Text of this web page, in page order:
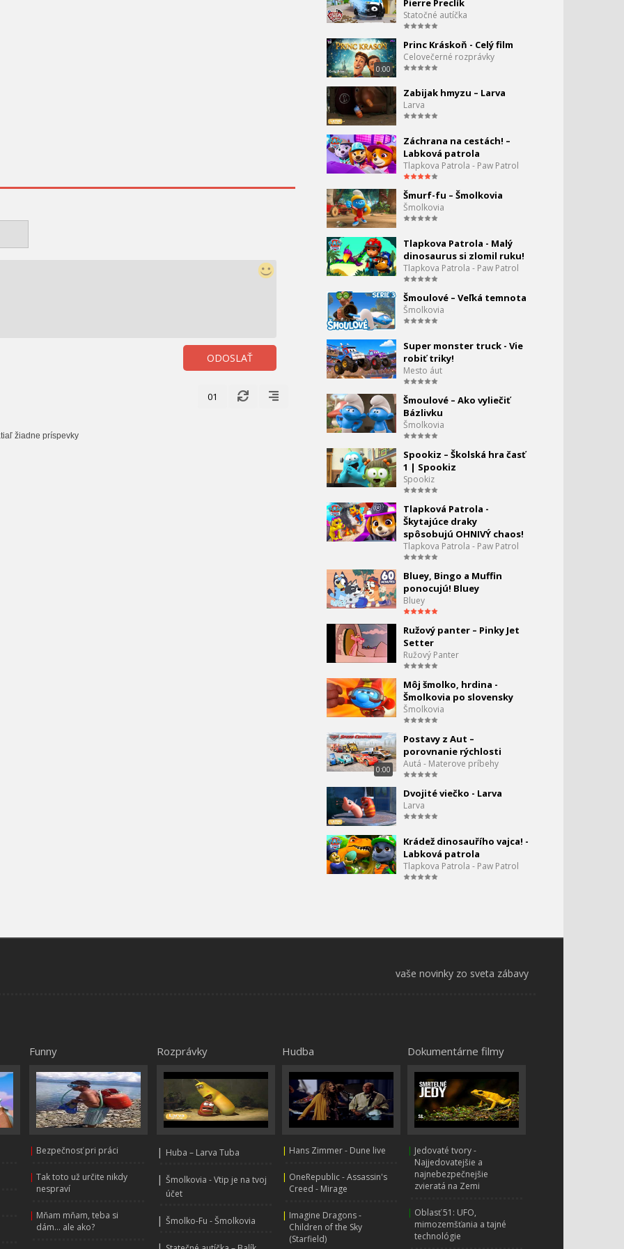
5:07
15.
5:07
16. Eskimáčka 16 - Ďalekohľad
17. Eskimáčka 17 - Brnenie
5:07
18. Eskimáčka 18 - Kolovrátok
5:07
19.
Eskimáčka 20 - Padla
hviezda
5:07
20. Eskimáčka 21 - Bublifuk
5:07
21.
5:07
22.
guľa
5:07
Eskimáčka 24 - Televízor
5:07
Eskimáčka 25 - Gramofón
5:07
25.
Eskimáčka 26 - Aladinova
Lampa
6:10
26. Eskimáčka séria 2- 1. Stopy
6:06
27. Eskimáčka 2 - 2 - Okuliare
5:08
28.
Eskimáčka séria 2. - 3 -
Koleso
6:02
29.
6:05
Eskimáčka séria 2. 5 -
Šarkan
5:29
31.
Eskimáčka séria 2. 6 -
6:04
32.
Eskimáčka séria 2. 7 -
33. Eskimáčka séria 2. 8 - Mapa
6:04
Matrioška
Eskimáčka séria 2 - 12.
Vietor
38.
Eskimáčka séria 2 - 13.
Glóbus
Eskimáčka séria 2 - 14.
Svadba
Mláďa
ODOSLAŤ
01
žiadne príspevky
Pierre Preclík
Statočné autíčka
0:00
Princ Kráskoň - Celý film
Celovečerné rozprávky
Zabijak hmyzu – Larva
Larva
Záchrana na cestách! –
Labková patrola
Tlapkova Patrola - Paw Patrol
Šmurf-fu – Šmolkovia
Šmolkovia
Tlapkova Patrola - Malý
dinosaurus si zlomil ruku!
Tlapkova Patrola - Paw Patrol
Šmoulové – Veľká temnota
Šmolkovia
Super monster truck - Vie
robiť triky!
Mesto áut
Šmoulové – Ako vyliečiť
Bázlivku
Šmolkovia
Spookiz – Školská hra časť
1 | Spookiz
Spookiz
Tlapková Patrola -
Škytajúce draky
spôsobujú OHNIVÝ chaos!
Tlapkova Patrola - Paw Patrol
Bluey, Bingo a Muffin
ponocujú! Bluey
Bluey
Ružový panter – Pinky Jet
Setter
Ružový Panter
Môj šmolko, hrdina -
Šmolkovia po slovensky
Šmolkovia
0:00
Postavy z Aut –
porovnanie rýchlosti
Autá - Materove príbehy
Dvojité viečko - Larva
Larva
Krádež dinosauřího vajca! -
Labková patrola
Tlapkova Patrola - Paw Patrol
vaše novinky zo sveta zábavy
Funny
| Bezpečnosť pri práci
| Tak toto už určite nikdy
nespraví
| Mňam mňam, teba si
dám... ale ako?
Rozprávky
| Huba – Larva Tuba
| Šmolkovia - Vtip je na tvoj
účet
| Šmolko-Fu - Šmolkovia
Hudba
| Hans Zimmer - Dune live
| OneRepublic - Assassin's
Creed - Mirage
| Imagine Dragons -
Children of the Sky
(Starfield)
Dokumentárne filmy
| Jedovaté tvory -
Najjedovatejšie a
najnebezpečnejšie
zvieratá na Zemi
| Oblasť 51: UFO,
mimozemšťania a tajné
technológie